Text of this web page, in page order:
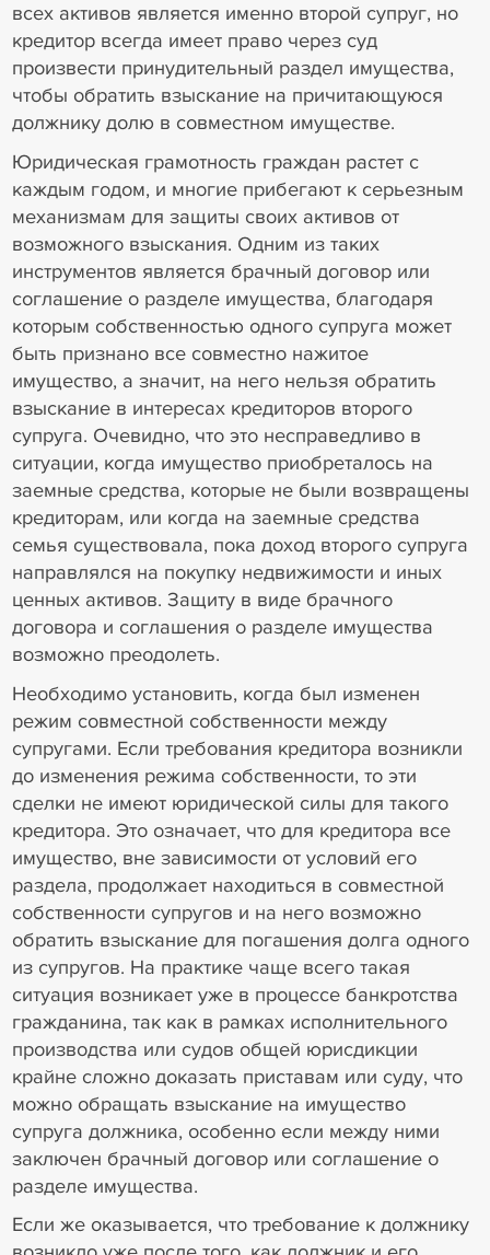
всех активов является именно второй супруг, но
кредитор всегда имеет право через суд
произвести принудительный раздел имущества,
чтобы обратить взыскание на причитающуюся
должнику долю в совместном имуществе.
Юридическая грамотность граждан растет с
каждым годом, и многие прибегают к серьезным
механизмам для защиты своих активов от
возможного взыскания. Одним из таких
инструментов является брачный договор или
соглашение о разделе имущества, благодаря
которым собственностью одного супруга может
быть признано все совместно нажитое
имущество, а значит, на него нельзя обратить
взыскание в интересах кредиторов второго
супруга. Очевидно, что это несправедливо в
ситуации, когда имущество приобреталось на
заемные средства, которые не были возвращены
кредиторам, или когда на заемные средства
семья существовала, пока доход второго супруга
направлялся на покупку недвижимости и иных
ценных активов. Защиту в виде брачного
договора и соглашения о разделе имущества
возможно преодолеть.
Необходимо установить, когда был изменен
режим совместной собственности между
супругами. Если требования кредитора возникли
до изменения режима собственности, то эти
сделки не имеют юридической силы для такого
кредитора. Это означает, что для кредитора все
имущество, вне зависимости от условий его
раздела, продолжает находиться в совместной
собственности супругов и на него возможно
обратить взыскание для погашения долга одного
из супругов. На практике чаще всего такая
ситуация возникает уже в процессе банкротства
гражданина, так как в рамках исполнительного
производства или судов общей юрисдикции
крайне сложно доказать приставам или суду, что
можно обращать взыскание на имущество
супруга должника, особенно если между ними
заключен брачный договор или соглашение о
разделе имущества.
Если же оказывается, что требование к должнику